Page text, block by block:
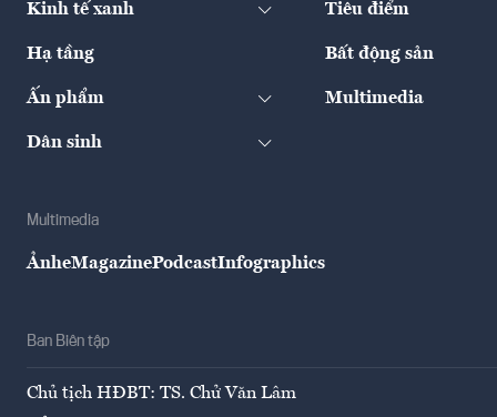
Kinh tế xanh Tiêu điểm
Hạ tầng Bất động sản
Ấn phẩm Multimedia
Dân sinh
Multimedia
ẢnheMagazinePodcastInfographics
Ban Biên tập
Chủ tịch HĐBT: TS. Chử Văn Lâm